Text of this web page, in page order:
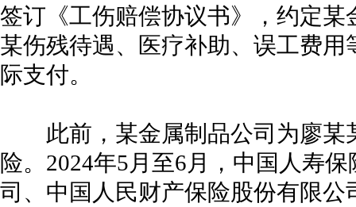
签订《工伤赔偿协议书》，约定
某伤残待遇、医疗补助、误工费用
际支付。
此前，某金属制品公司为廖某
险。2024年5月至6月，中国人寿
司、中国人民财产保险股份有限